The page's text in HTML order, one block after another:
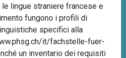
lingue straniere francese e
fungono i profili di
specifici alla
it/fachstelle-fuer-
un inventario dei requisiti